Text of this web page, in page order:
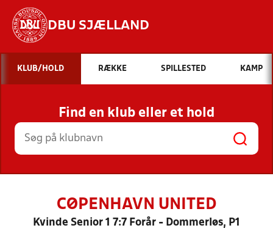
DBU SJÆLLAND
Hvad vil du søge efter?
INDHOLD OG NYHEDER
STILLINGER, RESULTATER, KLUBBER OG
HOLD
KLUB/HOLD RÆKKE SPILLESTED KAMP
Find en klub eller et hold
CØPENHAVN UNITED
Kvinde Senior 1 7:7 Forår - Dommerløs, P1